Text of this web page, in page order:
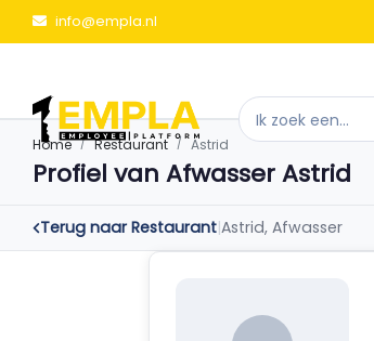
info@empla.nl
Home Restaurant Astrid
Profiel van Afwasser Astrid
Terug naar Restaurant|Astrid, Afwasser